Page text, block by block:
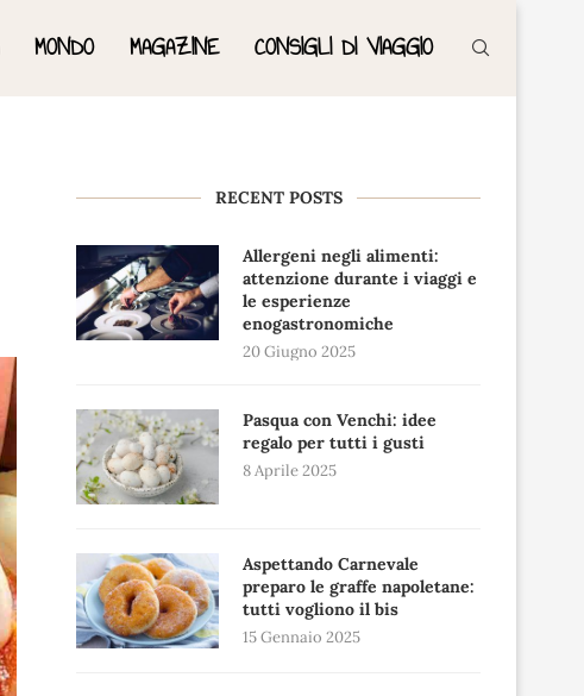
MONDO MAGAZINE CONSIGLI DI VIAGGIO
RECENT POSTS
Allergeni negli alimenti:
attenzione durante i viaggi e
le esperienze
enogastronomiche
20 Giugno 2025
Pasqua con Venchi: idee
regalo per tutti i gusti
8 Aprile 2025
Aspettando Carnevale
preparo le graffe napoletane:
tutti vogliono il bis
15 Gennaio 2025